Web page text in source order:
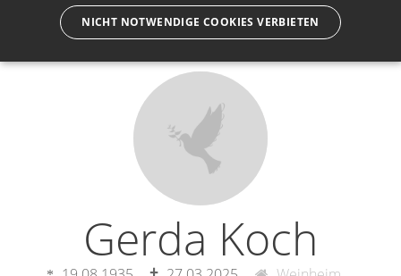
Gerda Koch
NICHT NOTWENDIGE COOKIES VERBIETEN